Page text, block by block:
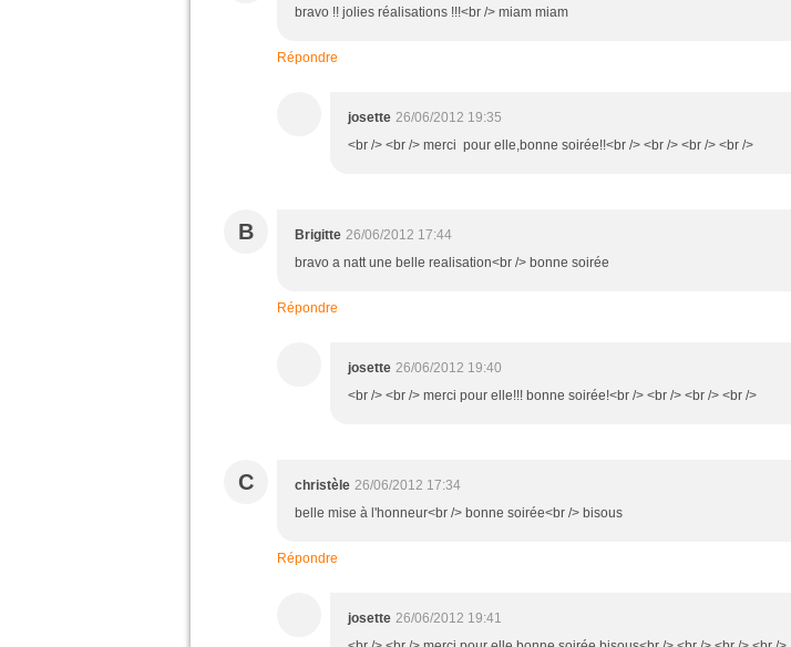
bravo !! jolies réalisations !!!<br /> miam miam
Répondre
josette 26/06/2012 19:35
<br /> <br /> merci pour elle,bonne soirée!!<br /> <br /> <br /> <br />
B Brigitte 26/06/2012 17:44
bravo a natt une belle realisation<br /> bonne soirée
Répondre
josette 26/06/2012 19:40
<br /> <br /> merci pour elle!!! bonne soirée!<br /> <br /> <br /> <br />
C christèle 26/06/2012 17:34
belle mise à l'honneur<br /> bonne soirée<br /> bisous
Répondre
josette 26/06/2012 19:41